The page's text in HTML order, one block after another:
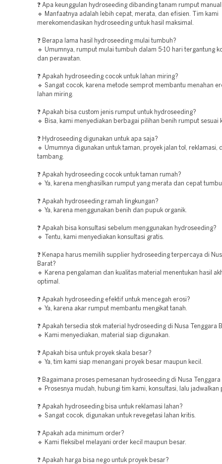
❓ Apa keunggulan hydroseeding dibanding tanam rumput
🔹 Manfaatnya adalah lebih cepat, merata, dan efisien. Tim kami
merekomendasikan hydroseeding untuk hasil maksimal.
❓ Berapa lama hasil hydroseeding mulai tumbuh?
🔹 Umumnya, rumput mulai tumbuh dalam 5-10 hari tergantung
dan perawatan.
❓ Apakah hydroseeding cocok untuk lahan miring?
🔹 Sangat cocok, karena metode semprot membantu menahan
lahan miring.
❓ Apakah bisa custom jenis rumput untuk hydroseeding?
🔹 Bisa, kami menyediakan berbagai pilihan benih rumput sesuai
❓ Hydroseeding digunakan untuk apa saja?
🔹 Umumnya digunakan untuk taman, proyek jalan tol, reklamasi,
tambang.
❓ Apakah hydroseeding cocok untuk taman rumah?
🔹 Ya, karena menghasilkan rumput yang merata dan cepat
❓ Apakah hydroseeding ramah lingkungan?
🔹 Ya, karena menggunakan benih dan pupuk organik.
❓ Apakah bisa konsultasi sebelum menggunakan hydroseeding?
🔹 Tentu, kami menyediakan konsultasi gratis.
❓ Kenapa harus memilih supplier hydroseeding terpercaya di
Barat?
🔹 Karena pengalaman dan kualitas material menentukan hasil
optimal.
❓ Apakah hydroseeding efektif untuk mencegah erosi?
🔹 Ya, karena akar rumput membantu mengikat tanah.
❓ Apakah tersedia stok material hydroseeding di Nusa Tenggara
🔹 Kami menyediakan, material siap digunakan.
❓ Apakah bisa untuk proyek skala besar?
🔹 Ya, tim kami siap menangani proyek besar maupun kecil.
❓ Bagaimana proses pemesanan hydroseeding di Nusa Tenggara
🔹 Prosesnya mudah, hubungi tim kami, konsultasi, lalu jadwalkan
❓ Apakah hydroseeding bisa untuk reklamasi lahan?
🔹 Sangat cocok, digunakan untuk revegetasi lahan kritis.
❓ Apakah ada minimum order?
🔹 Kami fleksibel melayani order kecil maupun besar.
❓ Apakah harga bisa nego untuk proyek besar?